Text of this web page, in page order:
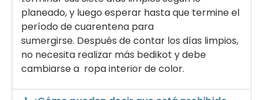
planeado, y luego esperar hasta que termine el
período de cuarentena para
sumergirse. Después de contar los días limpios,
no necesita realizar más bedikot y debe
cambiarse a ropa interior de color.